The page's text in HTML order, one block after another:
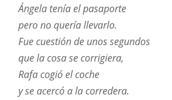
Ángela tenía el pasaporte
pero no quería llevarlo.
Fue cuestión de unos segundos
que la cosa se corrigiera,
Rafa cogió el coche
y se acercó a la corredera.